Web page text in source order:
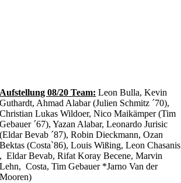
Aufstellung 08/20 Team: Leon Bulla, Kevin
Guthardt, Ahmad Alabar (Julien Schmitz ´70),
Christian Lukas Wildoer, Nico Maikämper (Tim
Gebauer ´67), Yazan Alabar, Leonardo Jurisic
(Eldar Bevab ´87), Robin Dieckmann, Ozan
Bektas (Costa`86), Louis Wißing, Leon Chasanis
, Eldar Bevab, Rifat Koray Becene, Marvin
Lehn, Costa, Tim Gebauer *Jarno Van der
Mooren)